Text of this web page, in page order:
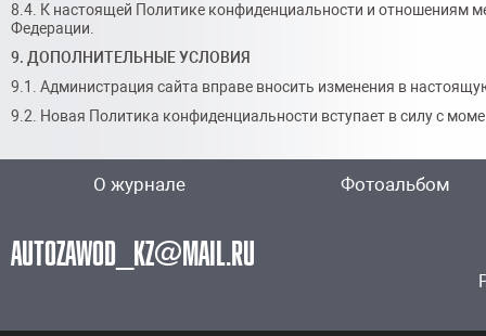
8.4. К настоящей Политике конфиденциальности и отношениям
Федерации.
9. ДОПОЛНИТЕЛЬНЫЕ УСЛОВИЯ
9.1. Администрация сайта вправе вносить изменения в
9.2. Новая Политика конфиденциальности вступает в силу с
О журнале Фотоальбом
AUTOZAWOD_KZ@MAIL.RU